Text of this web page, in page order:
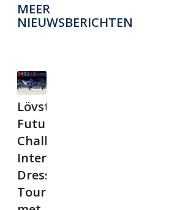
MEER
NIEUWSBERICHTEN
Lövsta
Future
Challenge
International
Dressage
Tour